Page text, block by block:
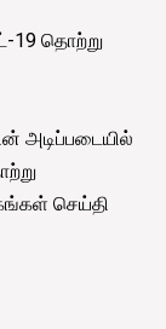
19 தொற்று
அடிப்படையில்
செய்தி